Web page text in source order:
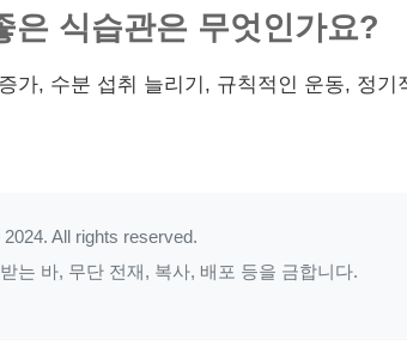
은 식습관은 무엇인가요?
가, 수분 섭취 늘리기, 규칙적인 운동, 정기
All rights reserved.
는 바, 무단 전재, 복사, 배포 등을 금합니다.